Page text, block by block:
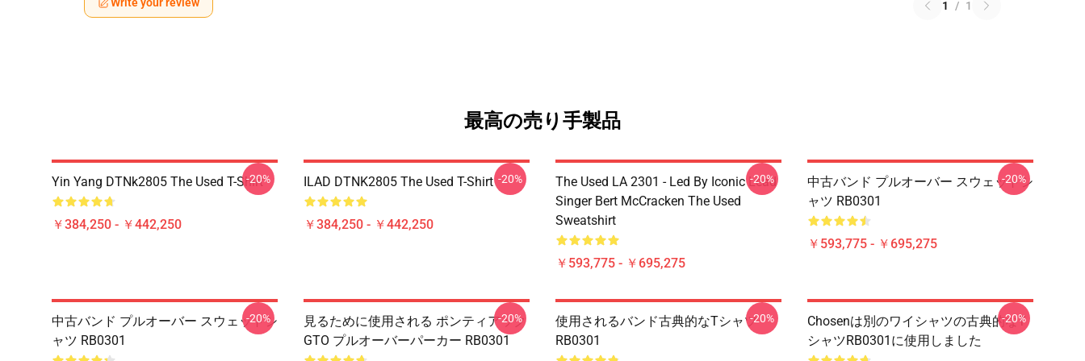
1 / 1
最高の売り手製品
Yin Yang DTNk2805 The Used T-Shirt
￥384,250 - ￥442,250
-20% ILAD DTNK2805 The Used T-Shirt
￥384,250 - ￥442,250
-20%
The Used LA 2301 - Led By Iconic Lead
Singer Bert McCracken The Used
Sweatshirt
￥593,775 - ￥695,275
-20%
中古バンド プルオーバー スウェットシ
ャツ RB0301
￥593,775 - ￥695,275
-20%
中古バンド プルオーバー スウェットシ
ャツ RB0301
-20%
見るために使用される ポンティアック
GTO プルオーバーパーカー RB0301
-20%
使用されるバンド古典的なTシャツ
RB0301
-20%
Chosenは別のワイシャツの古典的なT
シャツRB0301に使用しました
-20%